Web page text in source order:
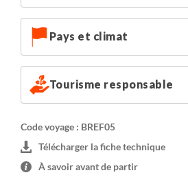
hébergements selon les
réservation.
Voici la liste de nos
pouvant changer selon la
votre réservation) :
Rio de Janeiro : The Riale Vilamar
Paraty : Pousada do Principe
Manaus : Hôtel Saint Paul
Amazonie : Tariri Amazone Lodge /
Pays et climat
Tourisme responsable
Code voyage : BREF05
Télécharger la fiche technique
À savoir avant de partir